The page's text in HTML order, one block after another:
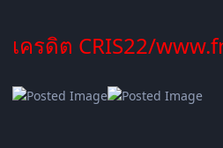
เครดิต CRIS22/